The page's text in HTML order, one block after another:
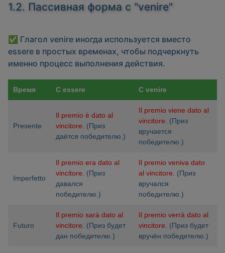
1.2. Пассивная форма с "venire"
✅ Глагол venire иногда используется вместо
essere в простых временах, чтобы подчеркнуть
именно процесс выполнения действия.
Время С essere С venire
Presente
Il premio è dato al
vincitore. (Приз
даётся победителю.)
Il premio viene dato al
vincitore. (Приз
вручается
победителю.)
Imperfetto
Il premio era dato al
vincitore. (Приз
давался
победителю.)
Il premio veniva dato
al vincitore. (Приз
вручался
победителю.)
Futuro
Il premio sarà dato al
vincitore. (Приз будет
дан победителю.)
Il premio verrà dato al
vincitore. (Приз будет
вручён победителю.)